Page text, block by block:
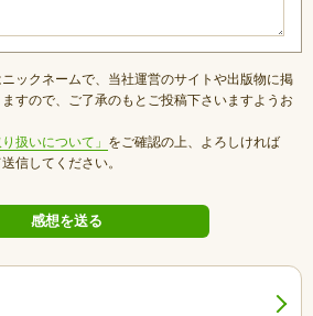
ックネームで、当社運営のサイトや出版物に掲
すので、ご了承のもとご投稿下さいますようお
扱いについて」 をご確認の上、よろしければ
信してください。